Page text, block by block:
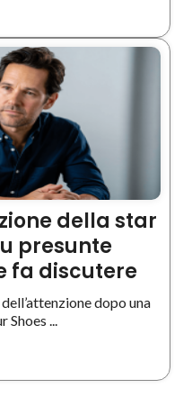
della star
presunte
fa discutere
dopo una
Shoes ...